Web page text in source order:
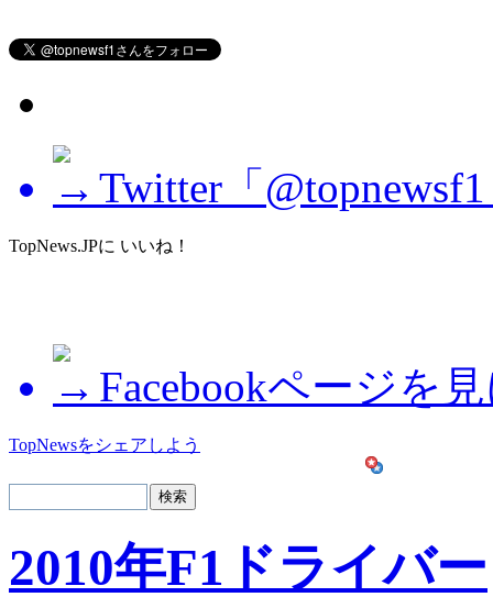
Twitter「
TopNews.JPに いいね！
Facebookページを
TopNewsをシェアしよう
2010年F1ドライバー